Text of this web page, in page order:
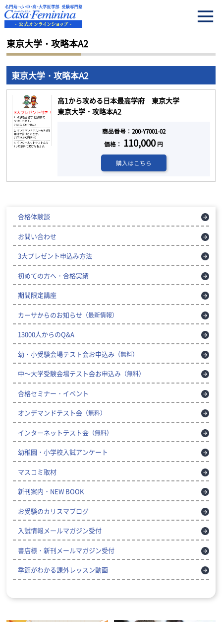
HOME 東京大学・攻略本A2
東京大学・攻略本A2
東京大学・攻略本A2
高1から攻める日本最高学府 東京大学
東京大学・攻略本A2
商品番号：200-Y7001-02
価格： 110,000円
購入はこちら
合格体験談
お問い合わせ
3大プレゼント申込み方法
初めての方へ・合格実績
期間限定講座
カーサからのお知らせ （最新情報）
13000人からのQ&A
幼・小受験会場テスト会お申込み （無料）
中～大学受験会場テスト会お申込み （無料）
合格セミナー・イベント
オンデマンドテスト会 （無料）
インターネットテスト会 （無料）
幼稚園・小学校入試アンケート
マスコミ取材
新刊案内・NEW BOOK
お受験のカリスマブログ
入試情報メールマガジン受付
書店様・新刊メールマガジン受付
季節がわかる課外レッスン動画